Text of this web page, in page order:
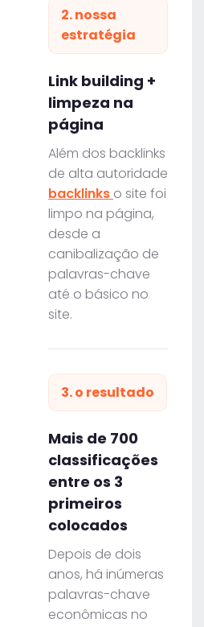
2. nossa
estratégia
Link building +
limpeza na
página
Além dos backlinks
de alta autoridade
backlinks o site foi
limpo na página,
desde a
canibalização de
palavras-chave
até o básico no
site.
3. o resultado
Mais de 700
classificações
entre os 3
primeiros
colocados
Depois de dois
anos, há inúmeras
palavras-chave
econômicas no